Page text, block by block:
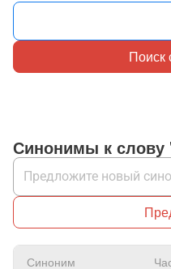
Поиск
Синонимы к слову
Синоним